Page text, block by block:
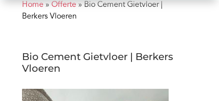
Home» Offerte» Bio Cement Gietvloer |
Berkers Vloeren
Bio Cement Gietvloer | Berkers
Vloeren